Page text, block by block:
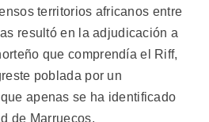
territorios africanos entre
resultó en la adjudicación a
que comprendía el Riff,
poblada por un
apenas se ha identificado
de Marruecos.